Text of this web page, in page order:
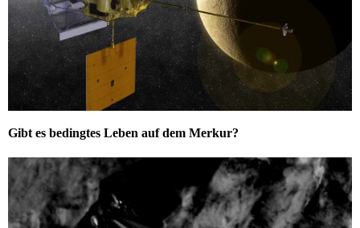
Gibt es bedingtes Leben auf dem Merkur?